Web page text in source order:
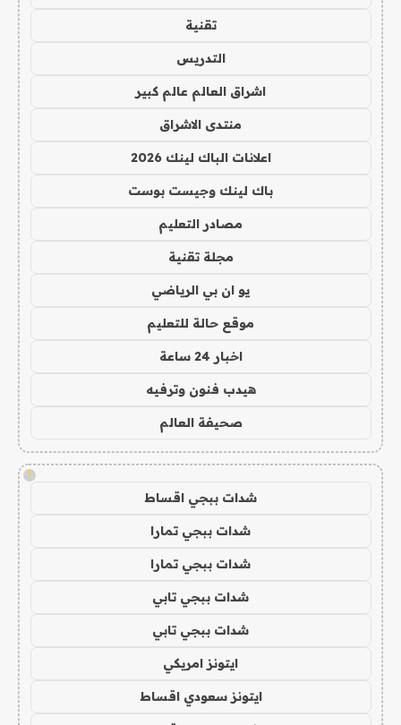
تقنية
التدريس
اشراق العالم عالم كبير
منتدى الاشراق
اعلانات الباك لينك 2026
باك لينك وجيست بوست
مصادر التعليم
مجلة تقنية
يو ان بي الرياضي
موقع حالة للتعليم
اخبار 24 ساعة
هيدب فنون وترفيه
صحيفة العالم
!
شدات ببجي اقساط
شدات ببجي تمارا
شدات ببجي تمارا
شدات ببجي تابي
شدات ببجي تابي
ايتونز امريكي
ايتونز سعودي اقساط